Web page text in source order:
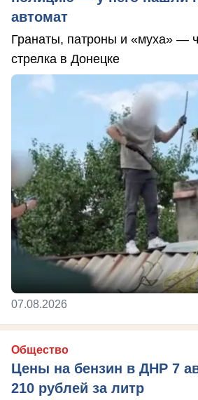
автомат
Гранаты, патроны и «муха» —
стрелка в Донецке
07.08.2026
Общество
Цены на бензин в ДНР 7
210 рублей за литр